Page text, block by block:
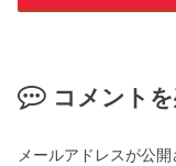
コメント
メールアドレスが公